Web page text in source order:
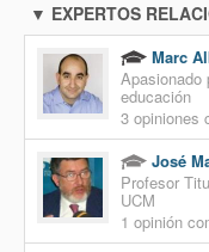
▼ EXPERTOS
Marc
Apasionado
educación
3 opiniones
José
Profesor
UCM
1 opinión